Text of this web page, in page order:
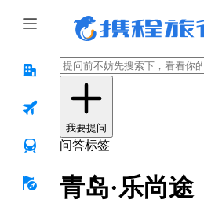
我要提问
问答标签
青岛·乐尚